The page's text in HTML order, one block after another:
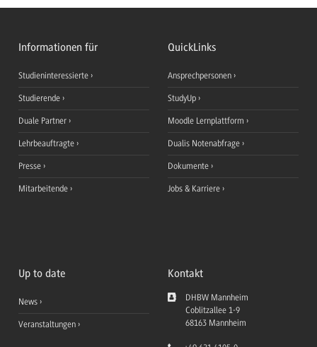
Informationen für
Studieninteressierte
Studierende
Duale Partner
Lehrbeauftragte
Presse
Mitarbeitende
QuickLinks
Ansprechpersonen
StudyUp
Moodle Lernplattform
Dualis Notenabfrage
Dokumente
Jobs & Karriere
Up to date
News
Veranstaltungen
Kontakt
DHBW Mannheim
Coblitzallee 1-9
68163 Mannheim